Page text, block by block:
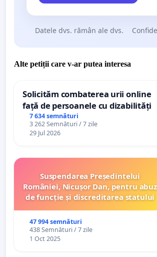
Datele dvs. rămân ale dvs.
Alte petiții care v-ar putea interesa
Solicităm combaterea urii online
față de persoanele cu dizabilități
7 634 semnături
3 262 Semnături / 7 zile
29 Jul 2026
Suspendarea Președintelui
României, Nicușor Dan, pentru abuz
de funcție și discreditarea statului
47 994 semnături
438 Semnături / 7 zile
1 Oct 2025